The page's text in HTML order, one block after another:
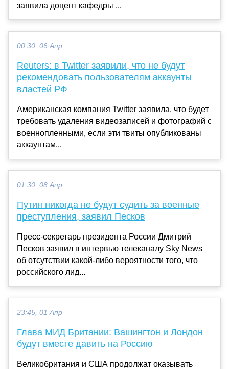
заявила доцент кафедры ...
00:30, 06 Апр
Reuters: в Twitter заявили, что не будут
рекомендовать пользователям аккаунты
властей РФ
Американская компания Twitter заявила, что будет
требовать удаления видеозаписей и фотографий с
военнопленными, если эти твиты опубликованы
аккаунтам...
01:30, 08 Апр
Путин никогда не будут судить за военные
преступления, заявил Песков
Пресс-секретарь президента России Дмитрий
Песков заявил в интервью телеканалу Sky News
об отсутствии какой-либо вероятности того, что
российского лид...
23:45, 01 Апр
Глава МИД Британии: Вашингтон и Лондон
будут вместе давить на Россию
Великобритания и США продолжат оказывать